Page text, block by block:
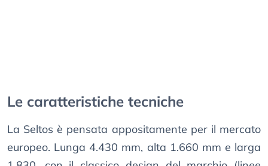
Le caratteristiche tecniche
La Seltos è pensata appositamente per il mercato
europeo. Lunga 4.430 mm, alta 1.660 mm e larga